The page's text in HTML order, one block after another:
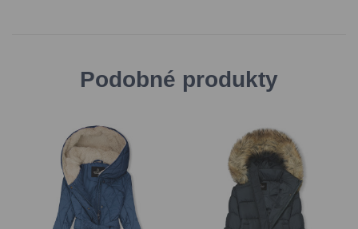
Podobné produkty